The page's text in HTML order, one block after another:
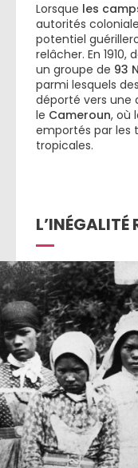
Lorsque les
autorités
potentiel
relâcher. En
un groupe de 93
parmi lesquels
déporté vers une
le Cameroun, où
emportés par les
tropicales.
L’INÉGALITÉ